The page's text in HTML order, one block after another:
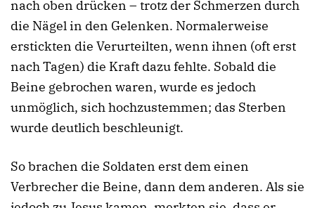
nach oben drücken – trotz der Schmerzen durch
die Nägel in den Gelenken. Normalerweise
erstickten die Verurteilten, wenn ihnen (oft erst
nach Tagen) die Kraft dazu fehlte. Sobald die
Beine gebrochen waren, wurde es jedoch
unmöglich, sich hochzustemmen; das Sterben
wurde deutlich beschleunigt.
So brachen die Soldaten erst dem einen
Verbrecher die Beine, dann dem anderen. Als sie